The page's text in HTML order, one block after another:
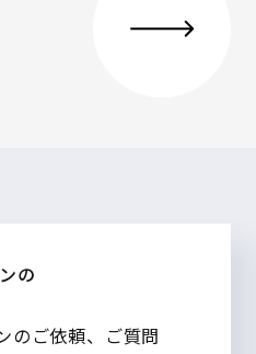
の
のご依頼、ご質問